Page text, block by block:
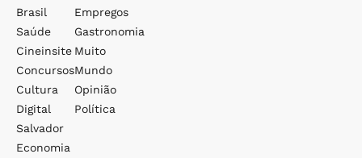
Brasil
Saúde
Cineinsite
Concursos
Cultura
Digital
Salvador
Economia
Empregos
Gastronomia
Muito
Mundo
Opinião
Política